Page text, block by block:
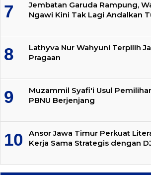
Jembatan Garuda Rampung,
Ngawi Kini Tak Lagi Andalkan
Lathyva Nur Wahyuni Terpilih
Pragaan
Muzammil Syafi'i Usul
PBNU Berjenjang
Ansor Jawa Timur Perkuat
Kerja Sama Strategis dengan